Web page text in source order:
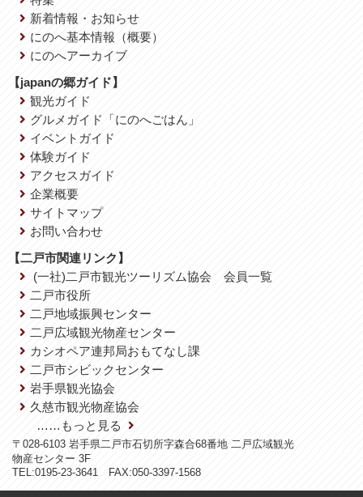
新着情報・お知らせ
にのへ基本情報（概要）
にのへアーカイブ
【japanの郷ガイド】
観光ガイド
グルメガイド「にのへごはん」
イベントガイド
体験ガイド
アクセスガイド
企業概要
サイトマップ
お問い合わせ
【二戸市関連リンク】
(一社)二戸市観光ツーリズム協会 会員一覧
二戸市役所
二戸地域振興センター
二戸広域観光物産センター
カシオペア連邦局おもてなし課
二戸市シビックセンター
岩手県観光協会
久慈市観光物産協会
……もっと見る
〒028-6103 岩手県二戸市石切所字森合68番地 二戸広域観光
物産センター 3F
TEL:0195-23-3641 FAX:050-3397-1568